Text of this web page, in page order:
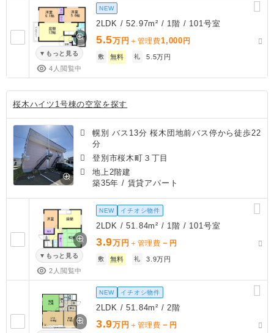
もっと見る
4人閲覧中
NEW
2LDK / 52.97m² / 1階 / 101号室
5.5万円 ＋管理費1,000 円
敷 無料 礼 5.5万円
桜木ハイツ1号棟の空室を探す
幌別 バス13分 桜木団地前バス停から徒歩22
分
登別市桜木町３丁目
地上2階建
築35年 / 賃貸アパート
もっと見る
2人閲覧中
NEW イチオシ物件
2LDK / 51.84m² / 1階 / 101号室
3.9万円 ＋管理費 － 円
敷 無料 礼 3.9万円
NEW イチオシ物件
2LDK / 51.84m² / 2階
3.9万円 ＋管理費 － 円